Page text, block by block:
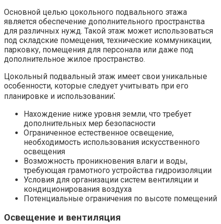
Основной целью цокольного подвального этажа
является обеспечение дополнительного пространства
для различных нужд.​ Такой этаж может использоваться
под складские помещения, технические коммуникации,
парковку, помещения для персонала или даже под
дополнительное жилое пространство.​
Цокольный подвальный этаж имеет свои уникальные
особенности, которые следует учитывать при его
планировке и использовании⁚
Нахождение ниже уровня земли, что требует
дополнительных мер безопасности
Ограниченное естественное освещение,
необходимость использования искусственного
освещения
Возможность проникновения влаги и воды,
требующая грамотного устройства гидроизоляции
Условия для организации систем вентиляции и
кондиционирования воздуха
Потенциальные ограничения по высоте помещений
Освещение и вентиляция